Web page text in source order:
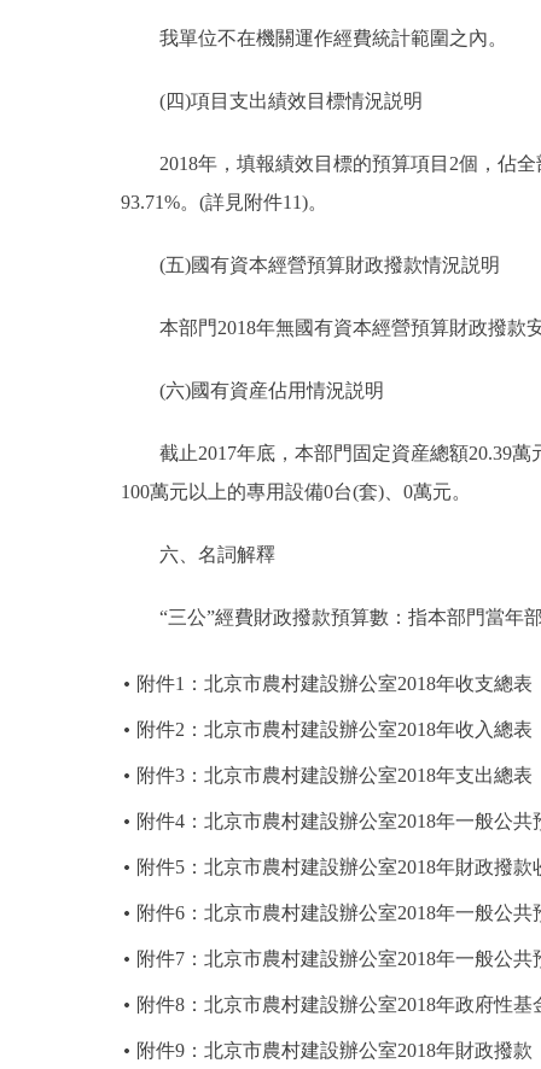
我單位不在機關運作經費統計範圍之內。
(四)項目支出績效目標情況説明
2018年，填報績效目標的預算項目2個，佔全
93.71%。(詳見附件11)。
(五)國有資本經營預算財政撥款情況説明
本部門2018年無國有資本經營預算財政撥款
(六)國有資産佔用情況説明
截止2017年底，本部門固定資産總額20.39萬
100萬元以上的專用設備0台(套)、0萬元。
六、名詞解釋
“三公”經費財政撥款預算數：指本部門當年部
附件1：北京市農村建設辦公室2018年收支總表
附件2：北京市農村建設辦公室2018年收入總表
附件3：北京市農村建設辦公室2018年支出總表
附件4：北京市農村建設辦公室2018年一般公
附件5：北京市農村建設辦公室2018年財政撥款
附件6：北京市農村建設辦公室2018年一般公
附件7：北京市農村建設辦公室2018年一般公
附件8：北京市農村建設辦公室2018年政府性
附件9：北京市農村建設辦公室2018年財政撥